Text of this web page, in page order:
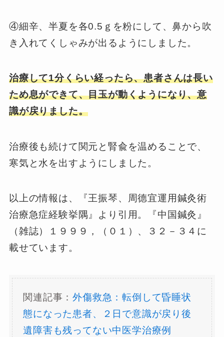
④細辛、半夏を各0.5ｇを粉にして、鼻から吹
き入れてくしゃみが出るようにしました。
治療して1分くらい経ったら、患者さんは長い
ため息ができて、目玉が動くようになり、意
識が戻りました。
治療後も続けて関元と腎兪を温めることで、
寒気と水を出すようにしました。
以上の情報は、『王振琴、周德宜運用鍼灸術
治療急症経験挙隅』より引用。『中国鍼灸』
（雑誌）１９９９，（０１）、３２－３４に
載せています。
関連記事：外傷救急：転倒して昏睡状
態になった患者、２日で意識が戻り後
遺障害も残ってない中医学治療例